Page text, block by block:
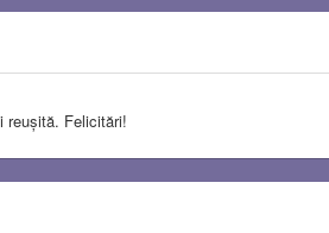
reușită. Felicitări!